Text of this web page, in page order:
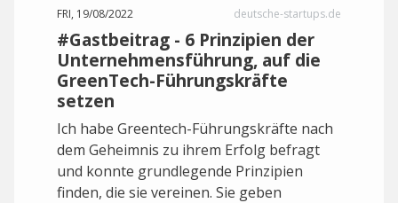
FRI, 19/08/2022 deutsche-startups.de
#Gastbeitrag - 6 Prinzipien der
Unternehmensführung, auf die
GreenTech-Führungskräfte
setzen
Ich habe Greentech-Führungskräfte nach
dem Geheimnis zu ihrem Erfolg befragt
und konnte grundlegende Prinzipien
finden, die sie vereinen. Sie geben